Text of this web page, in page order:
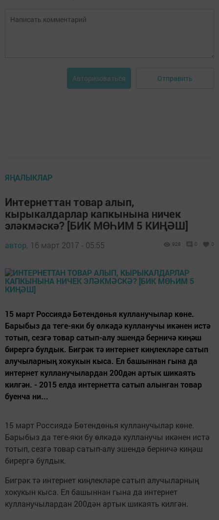
Авторизоваться Отправить
ЯҢАЛЫКЛАР
Интернеттан товар алып,
кырыкалдарлар капкынына ничек
эләкмәскә? [БИК МӨҺИМ 5 КИҢӘШ]
автор, 16 март 2017 - 05:55 928 0 0
15 март Россиядә Бөтендөнья кулланучылар көне.
Барыбыз да теге-яки бу өлкәдә кулланучы икәнен истә
тотып, сезгә товар сатып-алу эшендә берничә киңәш
бирергә булдык. Бигрәк тә интернет киңлекләре сатып
алучыларның хокукын кыса. Ел башыннан гына да
интернет кулланучылардан 200дән артык шикаять
килгән. - 2015 елда интернетта сатып алынган товар
буенча ни...
15 март Россиядә Бөтендөнья кулланучылар көне.
Барыбыз да теге-яки бу өлкәдә кулланучы икәнен истә
тотып, сезгә товар сатып-алу эшендә берничә киңәш
бирергә булдык.
Бигрәк тә интернет киңлекләре сатып алучыларның
хокукын кыса. Ел башыннан гына да интернет
кулланучылардан 200дән артык шикаять килгән.